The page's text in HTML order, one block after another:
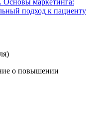
Основы маркетинга:
подход к пациенту
о повышении